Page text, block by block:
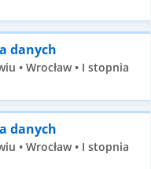
danych
• Wrocław • I stopnia
danych
• Wrocław • I stopnia